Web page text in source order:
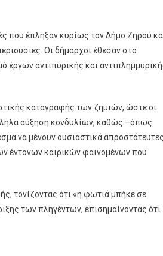
που έπληξαν κυρίως τον Δήμο Ζηρού
Οι δήμαρχοι έθεσαν στο
έργων αντιπυρικής και
καταγραφής των ζημιών, ώστε οι
αύξηση κονδυλίων, καθώς –όπως
να μένουν ουσιαστικά
έντονων καιρικών φαινομένων που
τονίζοντας ότι «η φωτιά μπήκε σε
των πληγέντων, επισημαίνοντας ότι